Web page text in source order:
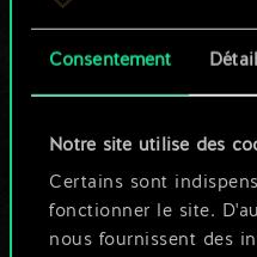
Consentement
Notre site utilise des
Certains sont
fonctionner le site.
nous fournissent des
Pour
n'est
cartes
Mais